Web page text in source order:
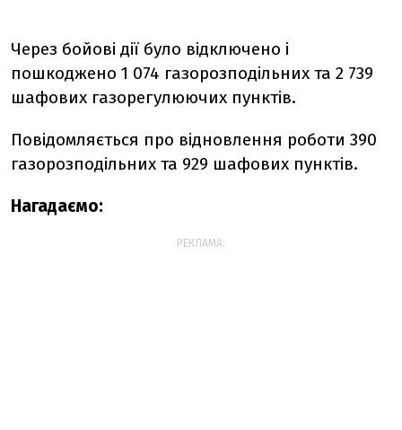
Через бойові дії було відключено і
пошкоджено 1 074 газорозподільних та 2 739
шафових газорегулюючих пунктів.
Повідомляється про відновлення роботи 390
газорозподільних та 929 шафових пунктів.
Нагадаємо:
РЕКЛАМА: